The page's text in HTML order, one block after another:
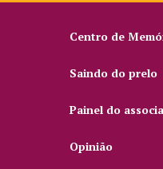
Centro de
Saindo do prelo
Painel do
Opinião